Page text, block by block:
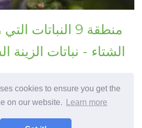
cookies to ensure you get the
on our website.
Learn more
منطقة 9
الشتاء - نباتات الزينة